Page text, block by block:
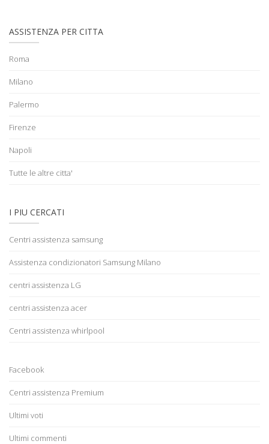
ASSISTENZA PER CITTA
Roma
Milano
Palermo
Firenze
Napoli
Tutte le altre citta'
I PIU CERCATI
Centri assistenza samsung
Assistenza condizionatori Samsung Milano
centri assistenza LG
centri assistenza acer
Centri assistenza whirlpool
Facebook
Centri assistenza Premium
Ultimi voti
Ultimi commenti